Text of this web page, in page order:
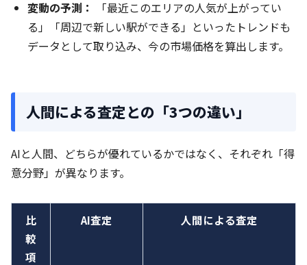
変動の予測：
「最近このエリアの人気が上がってい
る」「周辺で新しい駅ができる」といったトレンドも
データとして取り込み、今の市場価格を算出します。
人間による査定との「3つの違い」
AIと人間、どちらが優れているかではなく、それぞれ「得
意分野」が異なります。
比
較
項
AI査定 人間による査定